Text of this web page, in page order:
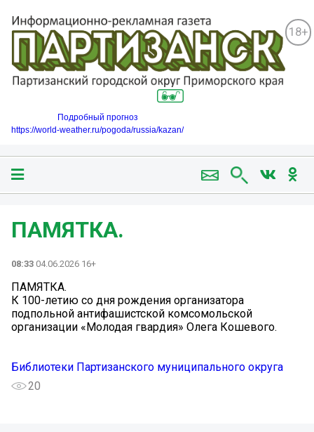
18+
Подробный прогноз
https://world-weather.ru/pogoda/russia/kazan/
ПАМЯТКА.
08:33 04.06.2026 16+
ПАМЯТКА.
К 100-летию со дня рождения организатора
подпольной антифашистской комсомольской
организации «Молодая гвардия» Олега Кошевого.
Библиотеки Партизанского муниципального округа
20